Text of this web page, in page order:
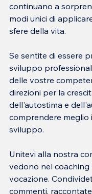
continuano a
modi unici di
sfere della vita.
Se sentite di essere
sviluppo
delle vostre
direzioni per la
dell'autostima e
comprendere meglio
sviluppo.
Unitevi alla nostra
vedono nel coaching
vocazione.
commenti,